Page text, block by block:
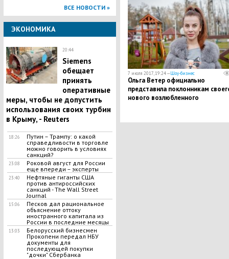
ВСЕ НОВОСТИ »
ЭКОНОМИКА
20:44
Siemens
обещает
принять
оперативные
меры, чтобы не допустить
использования своих турбин
в Крыму, - Reuters
18:26
Путин – Трампу: о какой
справедливости в торговле
можно говорить в условиях
санкций?
23:08
Роковой август для России
еще впереди – эксперты
23:40
Нефтяные гиганты США
против антироссийских
санкций - The Wall Street
Journal
15:06
Песков дал рациональное
объяснение оттоку
иностранного капитала из
России в последние месяцы
13:03
Белорусский бизнесмен
Прокопени передал НБУ
документы для
последующей покупки
"дочки" Сбербанка
7 июля 2017, 19:24 —Шоу-бизнес
Ольга Ветер официально
представила поклонникам
нового возлюбленного